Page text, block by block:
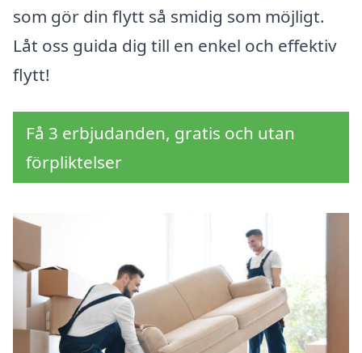
som gör din flytt så smidig som möjligt.
Låt oss guida dig till en enkel och effektiv
flytt!
Få 3 erbjudanden, gratis och utan
förpliktelser